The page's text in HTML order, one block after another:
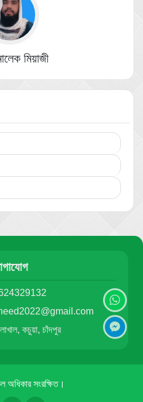
মিয়াজী
কচুয়া, চাঁদপুর
সংরক্ষিত।